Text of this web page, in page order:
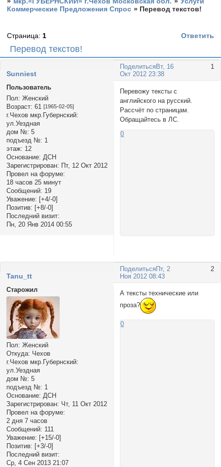
Коммерческие Предложения Спрос » Перевод текстов!
Перевод текстов!
Страница: 1 Ответить
Поделиться 1
Вт, 16
Окт 2012 23:38
Sunniest
Пользователь
Пол: Женский
Возраст: 61 [1965-02-05]
г.Чехов мкр.Губернский:
ул.Уездная
дом №: 5
подъезд №: 1
этаж: 12
Основание: ДСН
Зарегистрирован: Пт, 12 Окт 2012
Провел на форуме:
18 часов 25 минут
Сообщений: 19
Уважение: [+4/-0]
Позитив: [+8/-0]
Последний визит:
Пн, 20 Янв 2014 00:55
Перевожу тексты с
английского на русский.
Рассчёт по страницам.
Обращайтесь в ЛС.
0
Поделиться 2
Пт, 2
Ноя 2012 08:43
Tanu_tt
Старожил
Пол: Женский
Откуда: Чехов
г.Чехов мкр.Губернский:
ул.Уездная
дом №: 5
подъезд №: 1
Основание: ДСН
Зарегистрирован: Чт, 11 Окт 2012
Провел на форуме:
2 дня 7 часов
Сообщений: 111
Уважение: [+15/-0]
Позитив: [+3/-0]
Последний визит:
Ср, 4 Сен 2013 21:07
А тексты технические или
проза?
0